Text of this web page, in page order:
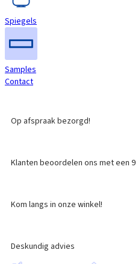
Spiegels
Samples
Contact
Op afspraak bezorgd!
Klanten beoordelen ons met een 9
Kom langs in onze winkel!
Deskundig advies